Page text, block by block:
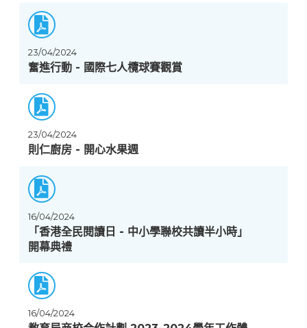
23/04/2024
奮進行動 - 國際七人欖球賽觀賞
23/04/2024
則仁廚房 - 開心水果週
16/04/2024
「香港全民閱讀日 - 中小學聯校共讀半小時」
開幕典禮
16/04/2024